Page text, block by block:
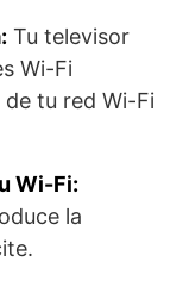
Tu televisor
Wi-Fi
tu red Wi-Fi
Wi-Fi:
la